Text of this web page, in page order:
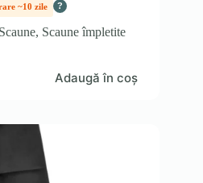
~10 zile ?
Scaune, Scaune împletite
Adaugă în coș